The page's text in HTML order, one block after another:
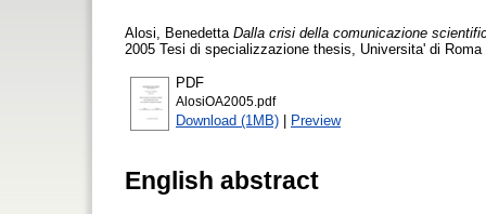
Alosi, Benedetta Dalla crisi della comunicazione
2005 Tesi di specializzazione thesis, Universita' di
PDF
AlosiOA2005.pdf
Download (1MB) | Preview
English abstract